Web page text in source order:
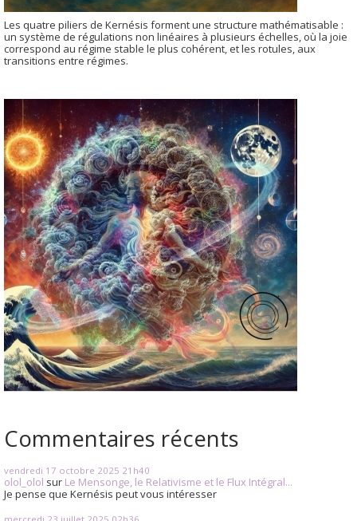
Les quatre piliers de Kernésis forment une structure mathématisable :
un système de régulations non linéaires à plusieurs échelles, où la joie
correspond au régime stable le plus cohérent, et les rotules, aux
transitions entre régimes.
Commentaires récents
vendredi 17 octobre 2025 21h40
olol_olol sur Le Mensonge, le Relativisme et le Flux Intégral...
Je pense que Kernésis peut vous intéresser